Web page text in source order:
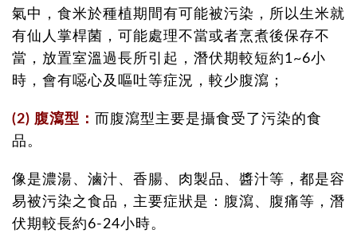
氣中，食米於種植期間有可能被污染，所以生米就
有仙人掌桿菌，可能處理不當或者烹煮後保存不
當，放置室溫過長所引起，潛伏期較短約1~6小
時，會有噁心及嘔吐等症況，較少腹瀉；
(2) 腹瀉型： 而腹瀉型主要是攝食受了污染的食
品。
像是濃湯、滷汁、香腸、肉製品、醬汁等，都是容
易被污染之食品，主要症狀是：腹瀉、腹痛等，潛
伏期較長約6-24小時。